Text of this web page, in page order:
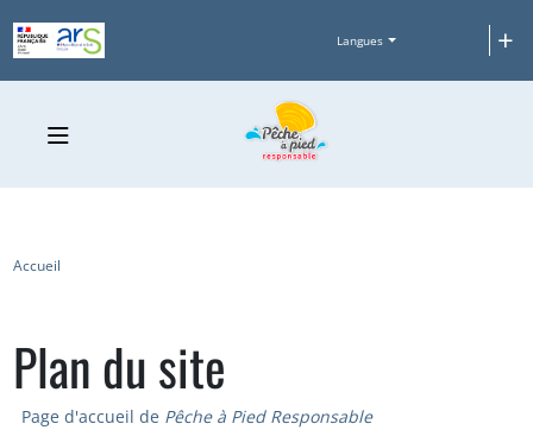
Langues +
Fil d'Ariane
Accueil
Plan du site
Page d'accueil de Pêche à Pied Responsable